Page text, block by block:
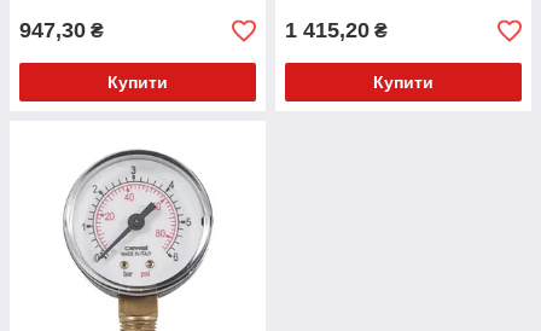
947,30 ₴
Купити
1 415,20 ₴
Купити